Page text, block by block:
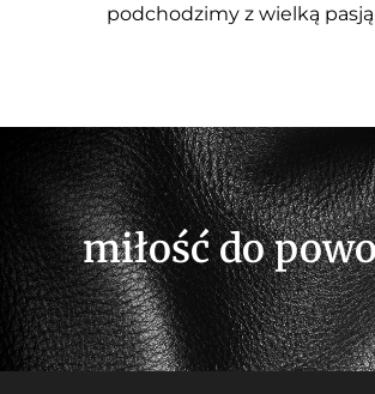
podchodzimy z wielką
miłość do